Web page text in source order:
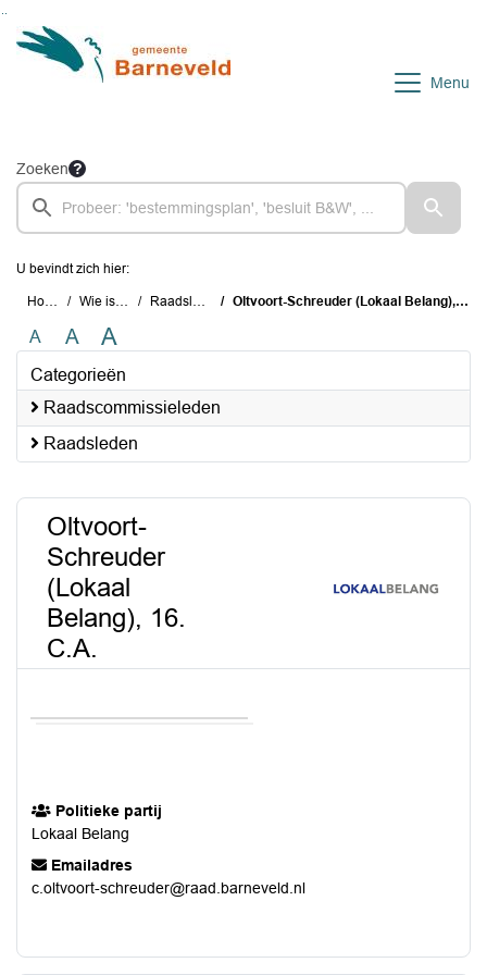
Ga naar de inhoud van deze pagina
Ga naar het zoeken
Ga naar het menu
Menu
Zoeken
U bevindt zich hier:
Home Wie is wie Raadsleden Oltvoort-Schreuder (Lokaal Belang), 16. C.A.
A A A
Categorieën
Raadscommissieleden
Raadsleden
Oltvoort-
Schreuder
(Lokaal
Belang), 16.
C.A.
Politieke partij
Lokaal Belang
Emailadres
c.oltvoort-schreuder@raad.barneveld.nl